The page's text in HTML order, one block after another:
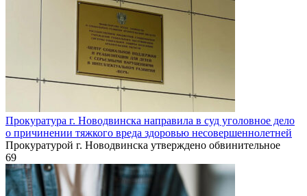
Прокуратура г. Новодвинска направила в суд уголовное дело
о причинении тяжкого вреда здоровью несовершеннолетней
Прокуратурой г. Новодвинска утверждено обвинительное
69